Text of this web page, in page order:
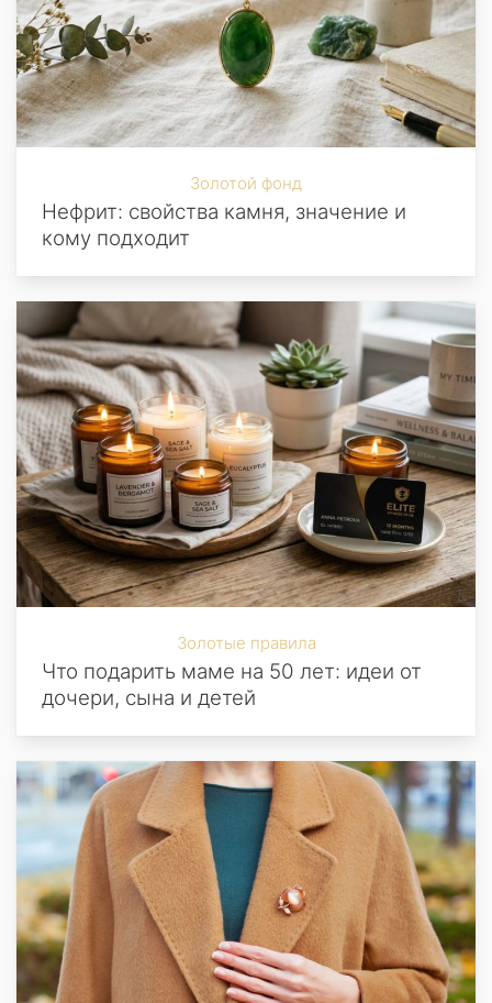
Золотой фонд
Нефрит: свойства камня, значение и
кому подходит
Золотые правила
Что подарить маме на 50 лет: идеи от
дочери, сына и детей